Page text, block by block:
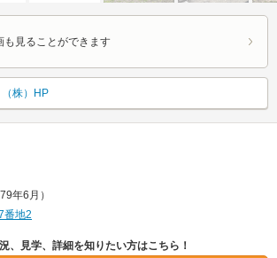
も見ることができます
株）HP
年6月）
番地2
、見学、詳細を知りたい方はこちら！